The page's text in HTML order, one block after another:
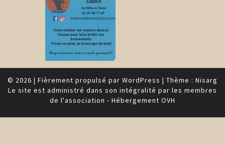
© 2026 | Fièrement propulsé par WordPress | Thème : Nisarg
Le site est administré dans son intégralité par les membres
de l'association - Hébergement OVH